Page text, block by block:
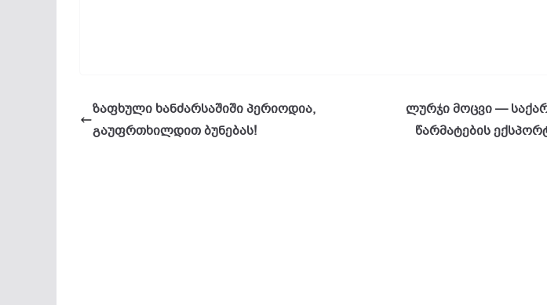
ზაფხული ხანძარსაშიში პერიოდია,
გაუფრთხილდით ბუნებას!
ლურჯი მოცვი —
წარმატების